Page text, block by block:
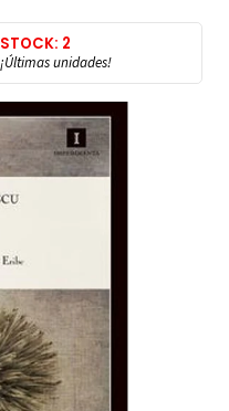
STOCK: 2
¡Últimas unidades!